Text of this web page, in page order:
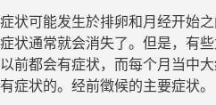
症状可能发生於排卵和月经开始之
症状通常就会消失了。但是，有
以前都会有症状，而每个月当中
有症状的。经前徵候的主要症状。